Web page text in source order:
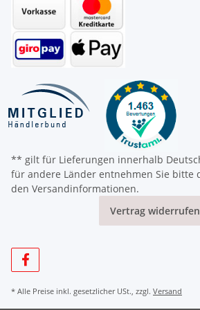
** gilt für Lieferungen innerhalb
für andere Länder entnehmen Sie bitte
den Versandinformationen.
Vertrag widerrufen
* Alle Preise inkl. gesetzlicher USt., zzgl. Versand